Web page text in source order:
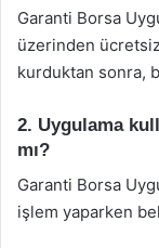
Garanti Borsa
üzerinden
kurduktan sonra,
2. Uygulama
mı?
Garanti Borsa
işlem yaparken